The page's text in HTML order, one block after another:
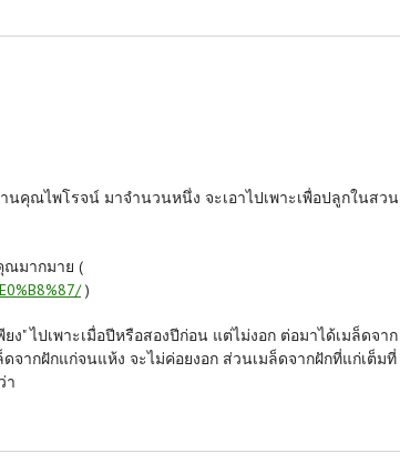
นคุณไพโรจน์ มาจำนวนหนึ่ง จะเอาไปเพาะเพื่อปลูกในสวน
ณมากมาย (
)
ง" ไปเพาะเมื่อปีหรือสองปีก่อน แต่ไม่งอก ต่อมาได้เมล็ดจาก
จากฝักแก่จนแห้ง จะไม่ค่อยงอก ส่วนเมล็ดจากฝักที่แก่เต็มที่
า